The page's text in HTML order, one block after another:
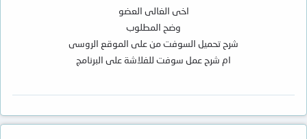
اخى الغالى العضو
وضح المطلوب
شرح تحميل السوفت من على الموقع الروسى
ام شرح عمل سوفت للفلاشة على البرنامج